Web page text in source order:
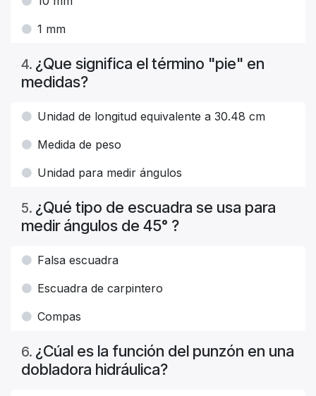
1 mm
4. ¿Que significa el término "pie" en
medidas?
Unidad de longitud equivalente a 30.48 cm
Medida de peso
Unidad para medir ángulos
5. ¿Qué tipo de escuadra se usa para
medir ángulos de 45° ?
Falsa escuadra
Escuadra de carpintero
Compas
6. ¿Cúal es la función del punzón en una
dobladora hidráulica?